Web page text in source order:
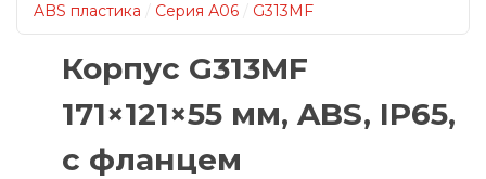
ABS пластика
Серия А06 G313MF
Корпус G313MF
171×121×55 мм, ABS, IP65,
с фланцем